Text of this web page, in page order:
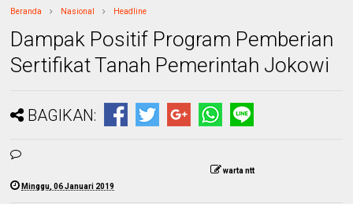
Beranda Nasional Headline
Dampak Positif Program Pemberian
Sertifikat Tanah Pemerintah Jokowi
BAGIKAN:
warta ntt
Minggu, 06 Januari 2019